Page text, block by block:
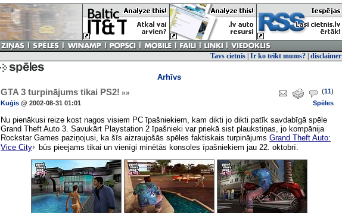
Tavs cietnis Ir ko teikt mums? disclaimer
Arhīvs
GTA 3 turpinājums tikai PS2! »» (11)
Kuģis @ 2002-08-31 01:01 Spēles
Nu pienākusi reize kost nagos visiem PC īpašniekiem, kam dikti jo dikti patīk savdabīgā spēle
Grand Theft Auto 3. Savukārt Playstation 2 īpašnieki var priekā sist plaukstiņas, jo kompānija
Rockstar Games paziņojusi, ka šīs aizraujošās spēles faktiskais turpinājums Grand Theft Auto:
Vice City
būs pieejams tikai un vienīgi minētās konsoles īpašniekiem jau 22. oktobrī.